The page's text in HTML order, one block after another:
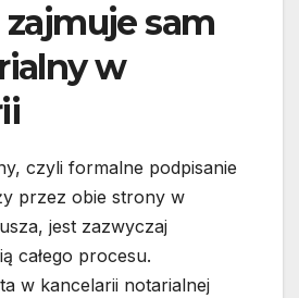
zajmuje sam
w
czyli formalne podpisanie
przez obie strony w
jest zazwyczaj
całego procesu.
w kancelarii notarialnej